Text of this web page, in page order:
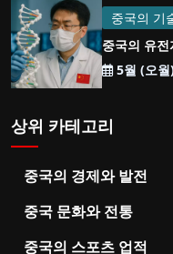
중국의 기
중국의 유
5월 (오월
상위 카테고리
중국의 경제와 발전
중국 문화와 전통
중국의 스포츠 업적